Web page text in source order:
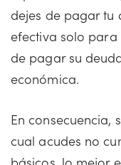
dejes de pagar tu
efectiva solo
de pagar su
económica.
En
cual acudes no